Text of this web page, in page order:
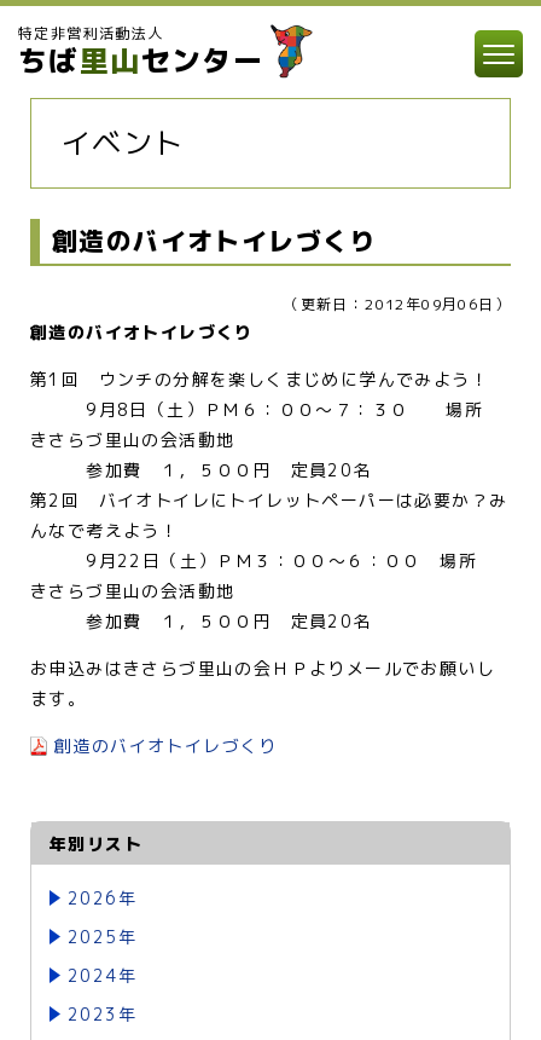
特定非営利活動法人
ちば里山センター
イベント
創造のバイオトイレづくり
（更新日：2012年09月06日）
創造のバイオトイレづくり
第1回 ウンチの分解を楽しくまじめに学んでみよう！
9月8日（土）ＰＭ６：００～７：３０ 場所
きさらづ里山の会活動地
参加費 １，５００円 定員20名
第2回 バイオトイレにトイレットペーパーは必要か？み
んなで考えよう！
9月22日（土）ＰＭ３：００～６：００ 場所
きさらづ里山の会活動地
参加費 １，５００円 定員20名
お申込みはきさらづ里山の会ＨＰよりメールでお願いし
ます。
創造のバイオトイレづくり
年別リスト
2026年
2025年
2024年
2023年